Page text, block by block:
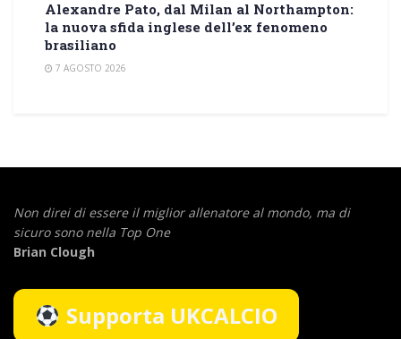
Alexandre Pato, dal Milan al Northampton:
la nuova sfida inglese dell’ex fenomeno
brasiliano
7 AGOSTO 2026
Non direi di essere il miglior allenatore al mondo, ma di
sicuro sono nella Top One
Brian Clough
Supporta UKCALCIO